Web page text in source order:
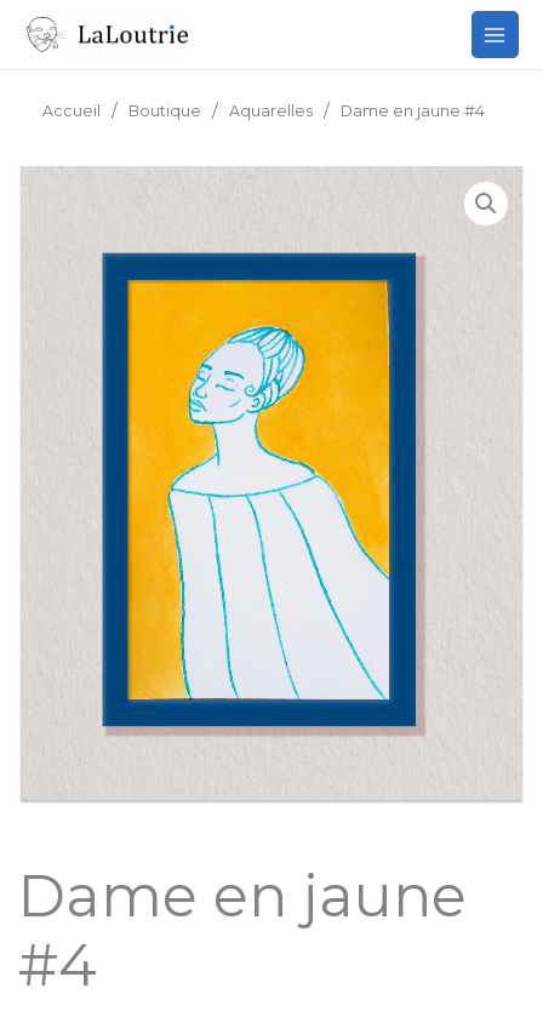
Accueil / Boutique / Aquarelles / Dame en jaune #4
Dame en jaune
#4